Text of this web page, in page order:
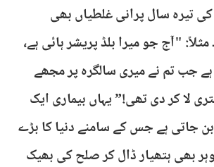
تیرہ سال پرانی غلطیاں بھی
"آج جو میرا بلڈ پریشر ہائی ہے،
جب تم نے میری سالگرہ پر مجھے
لا کر دی تھی!” یہاں بیماری ایک
جاتی ہے جس کے سامنے دنیا کا بڑے
بھی ہتھیار ڈال کر صلح کی بھیک